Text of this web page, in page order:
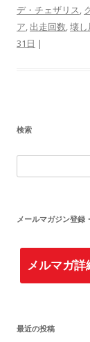
デ・チェザリス,
ア, 出走回数,壊し
31日 |
検索
索
メールマガジン登録
メルマガ
最近の投稿